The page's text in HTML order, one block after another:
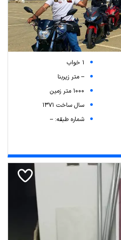
1 خواب
-- متر زیربنا
1000 متر زمین
سال ساخت 1371
شماره طبقه: --